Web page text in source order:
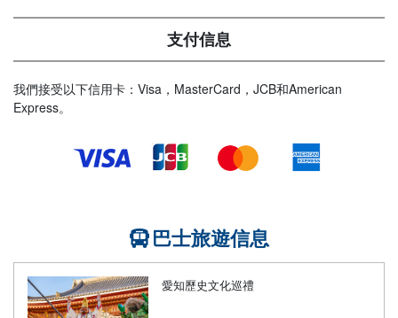
支付信息
我們接受以下信用卡：Visa，MasterCard，JCB和American
Express。
巴士旅遊信息
愛知歷史文化巡禮